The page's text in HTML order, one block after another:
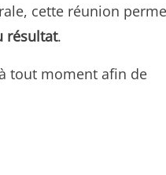
cette réunion
résultat.
tout moment afin de